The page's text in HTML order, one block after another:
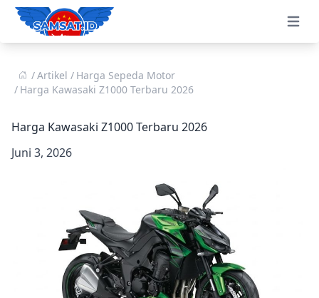
Open
Artikel
Harga Sepeda Motor
Harga Kawasaki Z1000 Terbaru 2026
Harga Kawasaki Z1000 Terbaru 2026
Juni 3, 2026